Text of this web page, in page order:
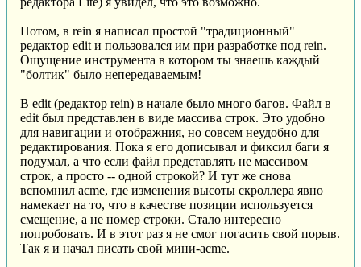
Потом, в rein я написал простой "традиционный"
редактор edit и пользовался им при разработке под rein.
Ощущение инструмента в котором ты знаешь каждый
"болтик" было непередаваемым!
В edit (редактор rein) в начале было много багов. Файл в
edit был представлен в виде массива строк. Это удобно
для навигации и отображния, но совсем неудобно для
редактирования. Пока я его дописывал и фиксил баги я
подумал, а что если файл представлять не массивом
строк, а просто -- одной строкой? И тут же снова
вспомнил acme, где изменения высоты скроллера явно
намекает на то, что в качестве позиции используется
смещение, а не номер строки. Стало интересно
попробовать. И в этот раз я не смог погасить свой порыв.
Так я и начал писать свой мини-acme.